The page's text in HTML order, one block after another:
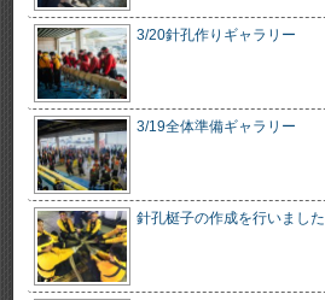
3/20針孔作りギャラリー
3/19全体準備ギャラリー
針孔梃子の作成を行いました